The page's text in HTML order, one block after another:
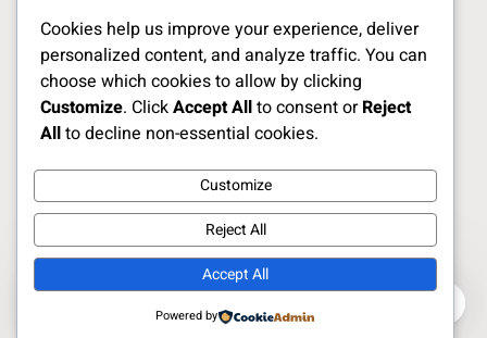
Jelajahi Berita di Apps Kami
Ikuti Kami
Copyright Naratoria.co © 2025
Cookies help us improve your experience, deliver
personalized content, and analyze traffic. You can
choose which cookies to allow by clicking
Customize. ClickAccept Allto consent orReject
Allto decline non-essential cookies.
Customize
Reject All
Accept All
Powered by